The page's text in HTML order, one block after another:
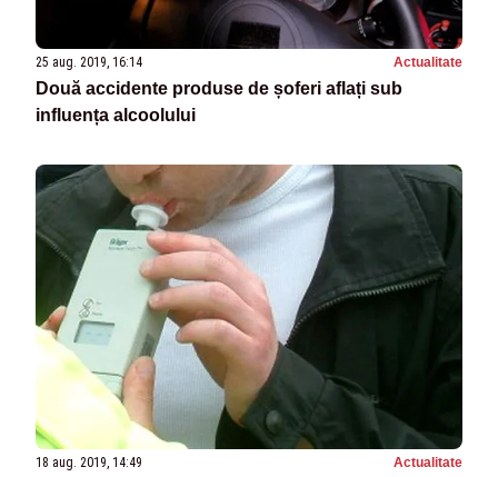
25 aug. 2019, 16:14 Actualitate
Două accidente produse de șoferi aflați sub
influența alcoolului
18 aug. 2019, 14:49 Actualitate